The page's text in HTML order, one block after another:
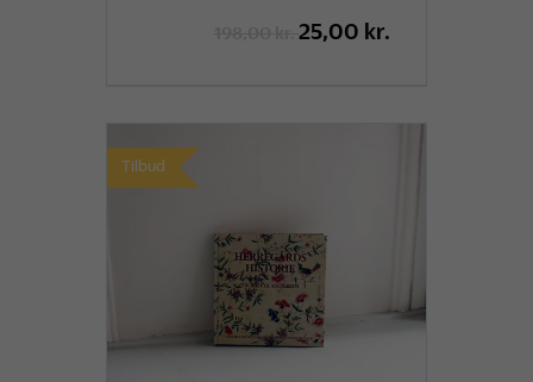
25,00 kr.
Tilbud